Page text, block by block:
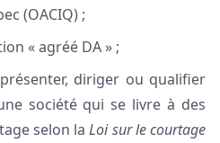
(OACIQ) ;
« agréé DA » ;
diriger ou qualifier
société qui se livre à des
selon laLoi sur le courtage